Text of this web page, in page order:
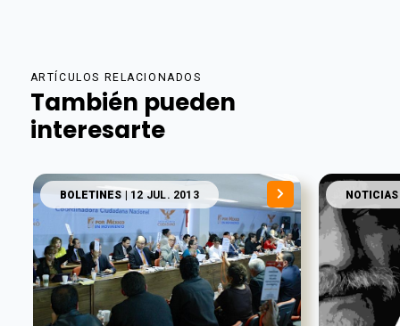
ARTÍCULOS RELACIONADOS
También pueden
interesarte
BOLETINES | 12 JUL. 2013 NOTICIAS